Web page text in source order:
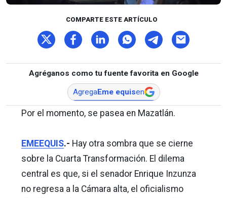
COMPARTE ESTE ARTÍCULO
Agréganos como tu fuente favorita en Google
AgregaEme equisen
Por el momento, se pasea en Mazatlán.
EMEEQUIS.- Hay otra sombra que se cierne
sobre la Cuarta Transformación. El dilema
central es que, si el senador Enrique Inzunza
no regresa a la Cámara alta, el oficialismo